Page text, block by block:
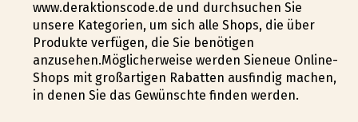
www.deraktionscode.de und durchsuchen Sie
unsere Kategorien, um sich alle Shops, die über
Produkte verfügen, die Sie benötigen
anzusehen.Möglicherweise werden Sieneue Online-
Shops mit großartigen Rabatten ausfindig machen,
in denen Sie das Gewünschte finden werden.